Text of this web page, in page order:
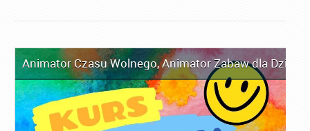
Animator Czasu Wolnego,Animator Zabaw dla Dzieci